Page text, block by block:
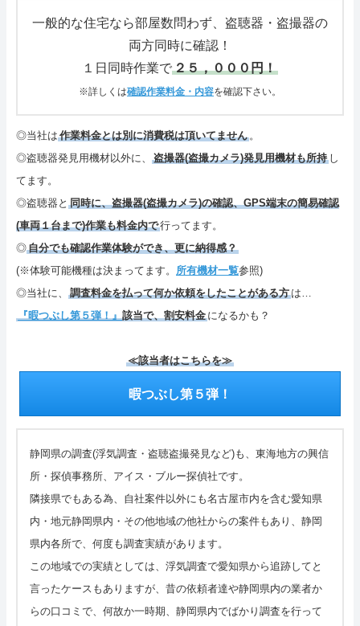
特定商取引表記・プライバシーポリシー
ご連絡(電話,メール,ブログ,SNS)
カテゴリーメニュー
サイトマップ
一般的な住宅なら部屋数問わず、盗聴器・盗撮器の
両方同時に確認！
１日同時作業で２５，０００円！
※詳しくは確認作業料金・内容を確認下さい。
◎当社は 作業料金とは別に消費税は頂いてません 。
◎盗聴器発見用機材以外に、
盗撮器(盗撮カメラ)発見用機材も所持 し
てます。
◎盗聴器と 同時に、盗撮器(盗撮カメラ)の確認、GPS端末の簡易確認
(車両１台まで)作業も料金内で行ってます。
◎自分でも確認作業体験ができ、更に納得感？
(※体験可能機種は決まってます。 所有機材一覧参照)
◎当社に、
調査料金を払って何か依頼をしたことがある方 は…
『暇つぶし第５弾！』 該当で、割安料金 になるかも？
≪該当者はこちらを≫
暇つぶし第５弾！
静岡県の調査(浮気調査・盗聴盗撮発見など)も、東海地方の興信
所・探偵事務所、アイス・ブルー探偵社です。
隣接県でもある為、自社案件以外にも名古屋市内を含む愛知県
内・地元静岡県内・その他地域の他社からの案件もあり、静岡
県内各所で、何度も調査実績があります。
この地域での実績としては、浮気調査で愛知県から追跡してと
言ったケースもありますが、昔の依頼者達や静岡県内の業者か
らの口コミで、何故か一時期、静岡県内でばかり調査を行って